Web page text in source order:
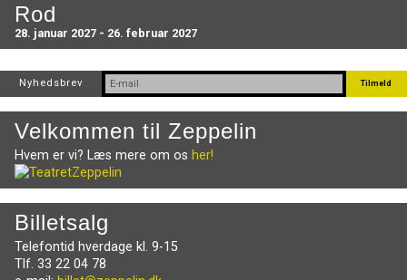
Rod
28. januar 2027 - 26. februar 2027
Nyhedsbrev
Velkommen til Zeppelin
Hvem er vi? Læs mere om os her!
Billetsalg
Telefontid hverdage kl. 9-15
Tlf. 33 22 04 78